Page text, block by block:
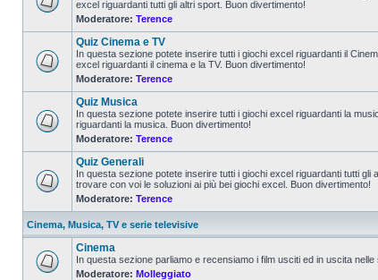
excel riguardanti tutti gli altri sport. Buon divertimento!
Moderatore: Terence
Quiz Cinema e TV
In questa sezione potete inserire tutti i giochi excel riguardanti il
excel riguardanti il cinema e la TV. Buon divertimento!
Moderatore: Terence
Quiz Musica
In questa sezione potete inserire tutti i giochi excel riguardanti la
riguardanti la musica. Buon divertimento!
Moderatore: Terence
Quiz Generali
In questa sezione potete inserire tutti i giochi excel riguardanti tutti
trovare con voi le soluzioni ai più bei giochi excel. Buon divertimento!
Moderatore: Terence
Cinema, Musica, TV e serie televisive
Cinema
In questa sezione parliamo e recensiamo i film usciti ed in uscita
Moderatore: Molleggiato